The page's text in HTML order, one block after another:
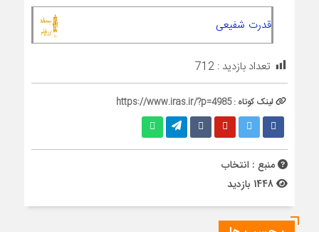
قدرت شفیعی
تعداد بازدید : 712
لینک کوتاه :https://www.iras.ir/?p=4985
منبع : انتخاب